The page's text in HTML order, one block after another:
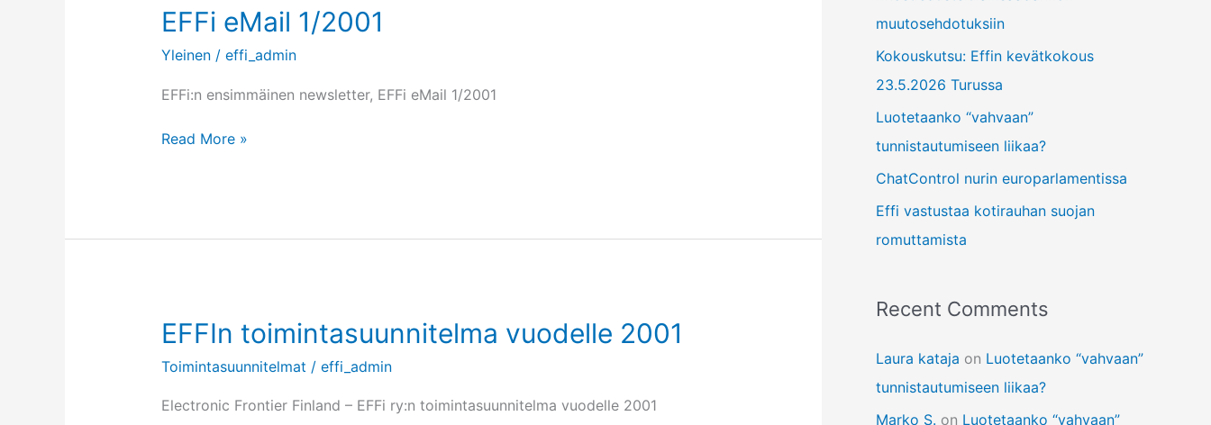
EFFi eMail 1/2001
Yleinen/ effi_admin
EFFi:n ensimmäinen newsletter, EFFi eMail 1/2001
EFFi
Read More »
EFFIn toimintasuunnitelma vuodelle 2001
Toimintasuunnitelmat / effi_admin
Electronic Frontier Finland – EFFi ry:n toimintasuunnitelma vuodelle 2001
o
r
:
muutosehdotuksiin
Kokouskutsu: Effin kevätkokous
23.5.2026 Turussa
Luotetaanko “vahvaan”
tunnistautumiseen liikaa?
ChatControl nurin europarlamentissa
Effi vastustaa kotirauhan suojan
romuttamista
Recent Comments
Laura kataja on Luotetaanko “vahvaan”
tunnistautumiseen liikaa?
Marko S. on Luotetaanko “vahvaan”